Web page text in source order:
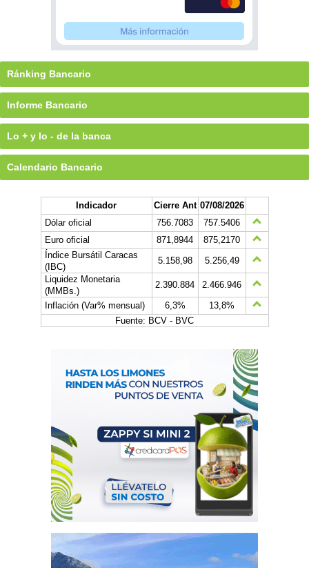
Ránking Bancario
Informe Bancario
Lo + y lo - de la banca
Calendario Bancario
Indicador Cierre Ant 07/08/2026
Dólar oficial
756.7083
757.5406
Euro oficial
871,8944
875,2170
Índice Bursátil Caracas
(IBC)
5.158,98
5.256,49
Liquidez Monetaria
(MMBs.)
2.390.884
2.466.946
Inflación (Var% mensual)
6,3%
13,8%
Fuente: BCV - BVC